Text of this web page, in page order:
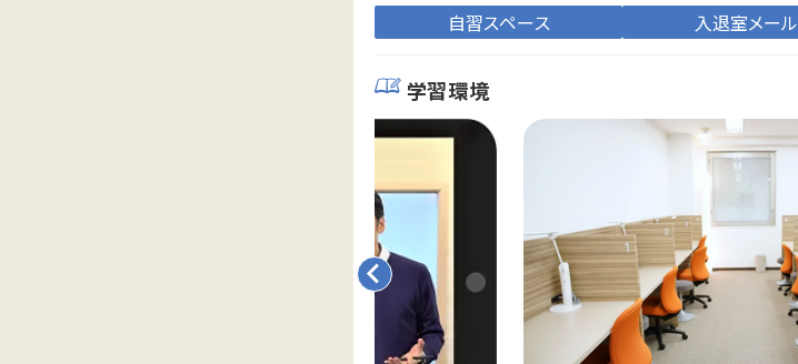
自習スペース 入退室メール
学習環境